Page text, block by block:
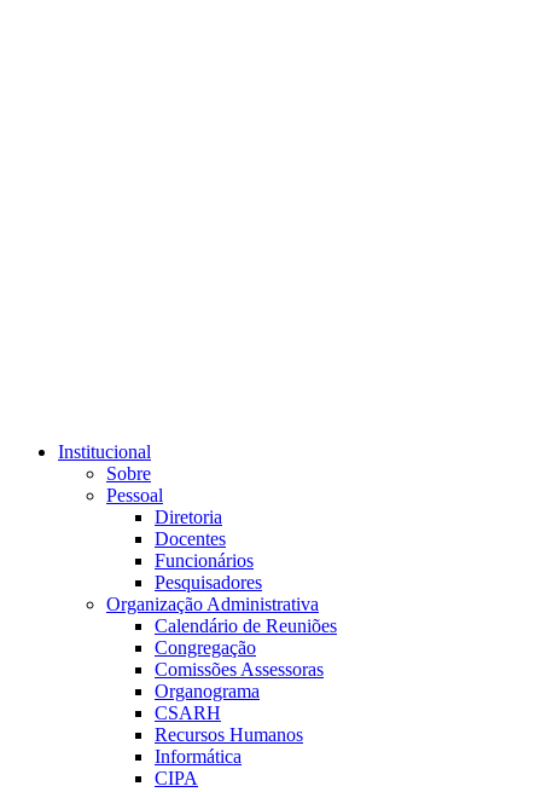
Institucional
Sobre
Pessoal
Diretoria
Docentes
Funcionários
Pesquisadores
Organização Administrativa
Calendário de Reuniões
Congregação
Comissões Assessoras
Organograma
CSARH
Recursos Humanos
Informática
CIPA